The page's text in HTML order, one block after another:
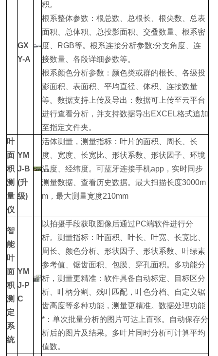
GX
Y-A
积。
根系整体参数：根总数、总根长、根尖数、总表
面积、总体积、总投影面积、交叠数量、根系密
度、RGB等。根系连接分析参数:分支角度、连
接数量、各段详细参数等。
根系颜色分析参数：颜色类或群的根长、各级投
影面积、表面积、平均直径、体积、连接数量
等。数据支持上传及导出：数据可上传至云平台
进行查看分析，并支持数据导出EXCEL格式追加
至指定文件夹。
叶
面
积
测
量
仪
YM
J-B
(升
级)
活体测量，测量指标：叶片的面积、周长、长
度、宽度、长宽比、形状系数、形状因子、环境
温度、经纬度。可蓝牙连接手机app，实时同步
测量数据、查看历史数据。最大扫描长度3000m
m，最大测量宽度210mm
智
能
叶
面
积
测
定
系
统
YM
J-P
C
以拍摄手段获取图像后通过PC端软件进行分
析。测量指标：叶面积、叶长、叶宽、长宽比、
周长、颜色分析、形状因子、形状系数、叶绿素
参考值、锯齿面积、包膜、穿孔面积。多功能分
析，测量更精准：软件具备自动标定、目标区分
析、叶柄分割、残叶匹配，叶色分档、自定义锯
齿高度等多种功能，测量更精准。数据处理功能
*：单次批量分析的图片可达上百张。自动保存分
析后的图片及结果。多叶片同时分析可计算平均
值数。